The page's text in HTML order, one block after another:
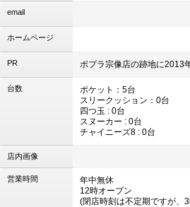
email
ホームページ
PR ポプラ宗像店の跡地に2013
台数
ポケット：5台
スリークッション：0台
四つ玉 : 0台
スヌーカー : 0台
チャイニーズ8 : 0台
店内画像
営業時間
年中無休
12時オープン
(閉店時刻は不定期ですが、